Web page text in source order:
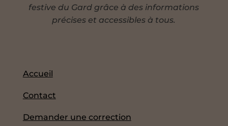
festive du Gard grâce à des informations
précises et accessibles à tous.
Accueil
Contact
Demander une correction